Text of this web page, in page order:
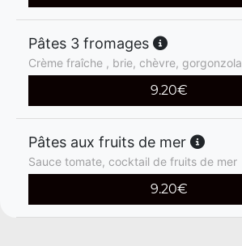
Pâtes 3 fromages
Crème fraîche , brie, chèvre, gorgonzola
9.20€
Pâtes aux fruits de mer
Sauce tomate, cocktail de fruits de mer
9.20€